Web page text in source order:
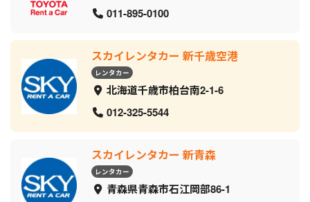
011-895-0100
スカイレンタカー 新千歳空港
レンタカー
北海道千歳市柏台南2-1-6
012-325-5544
スカイレンタカー 新青森
レンタカー
青森県青森市石江岡部86-1